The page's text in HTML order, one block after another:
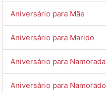
Aniversário para Mãe
Aniversário para Marido
Aniversário para Namorada
Aniversário para Namorado